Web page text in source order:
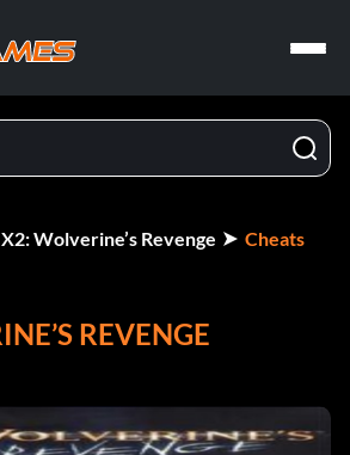
X2: Wolverine’s Revenge Cheats
REVENGE